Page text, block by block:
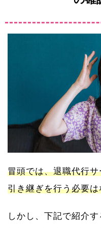
冒頭では、退職代行
引き継ぎを行う必要
しかし、下記で紹介